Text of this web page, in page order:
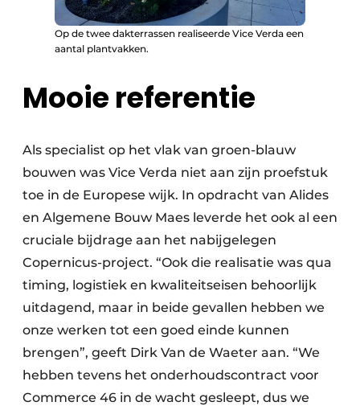
Op de twee dakterrassen realiseerde Vice Verda een
aantal plantvakken.
Mooie referentie
Als specialist op het vlak van groen-blauw
bouwen was Vice Verda niet aan zijn proefstuk
toe in de Europese wijk. In opdracht van Alides
en Algemene Bouw Maes leverde het ook al een
cruciale bijdrage aan het nabijgelegen
Copernicus-project. “Ook die realisatie was qua
timing, logistiek en kwaliteitseisen behoorlijk
uitdagend, maar in beide gevallen hebben we
onze werken tot een goed einde kunnen
brengen”, geeft Dirk Van de Waeter aan. “We
hebben tevens het onderhoudscontract voor
Commerce 46 in de wacht gesleept, dus we